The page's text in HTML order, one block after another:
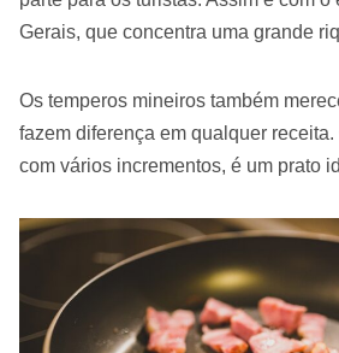
Gerais, que concentra uma grande
Os temperos mineiros também
fazem diferença em qualquer receita.
com vários incrementos, é um prato